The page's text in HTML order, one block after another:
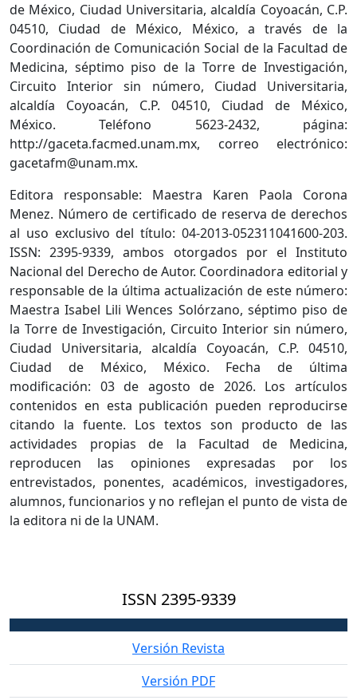
de México, Ciudad Universitaria, alcaldía Coyoacán, C.P.
04510, Ciudad de México, México, a través de la
Coordinación de Comunicación Social de la Facultad de
Medicina, séptimo piso de la Torre de Investigación,
Circuito Interior sin número, Ciudad Universitaria,
alcaldía Coyoacán, C.P. 04510, Ciudad de México,
México. Teléfono 5623-2432, página:
http://gaceta.facmed.unam.mx, correo electrónico:
gacetafm@unam.mx.
Editora responsable: Maestra Karen Paola Corona
Menez. Número de certificado de reserva de derechos
al uso exclusivo del título: 04-2013-052311041600-203.
ISSN: 2395-9339, ambos otorgados por el Instituto
Nacional del Derecho de Autor. Coordinadora editorial y
responsable de la última actualización de este número:
Maestra Isabel Lili Wences Solórzano, séptimo piso de
la Torre de Investigación, Circuito Interior sin número,
Ciudad Universitaria, alcaldía Coyoacán, C.P. 04510,
Ciudad de México, México. Fecha de última
modificación: 03 de agosto de 2026. Los artículos
contenidos en esta publicación pueden reproducirse
citando la fuente. Los textos son producto de las
actividades propias de la Facultad de Medicina,
reproducen las opiniones expresadas por los
entrevistados, ponentes, académicos, investigadores,
alumnos, funcionarios y no reflejan el punto de vista de
la editora ni de la UNAM.
ISSN 2395-9339
Versión Revista
Versión PDF